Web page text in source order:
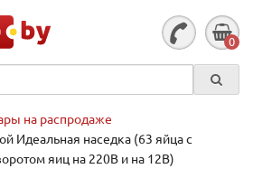
0
на распродаже
Идеальная наседка (63 яйца с
яиц на 220В и на 12В)